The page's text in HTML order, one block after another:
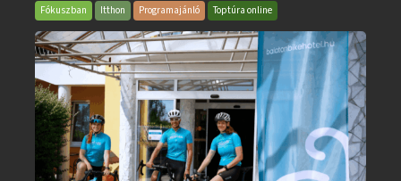
bejegyzéshez
Fókuszban Itthon Programajánló Toptúra online